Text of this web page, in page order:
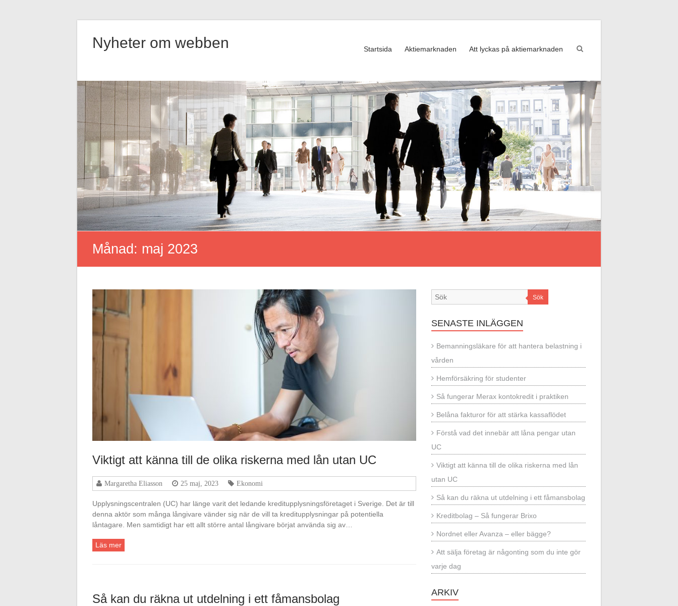
innehållNyheter om webben Startsida Aktiemarknaden Att lyckas på aktiemarknaden
Månad: maj 2023
Viktigt att känna till de olika riskerna med lån utan UC
Margaretha Eliasson 25 maj, 2023 Ekonomi
Upplysningscentralen (UC) har länge varit det ledande kreditupplysningsföretaget i Sverige. Det är till
denna aktör som många långivare vänder sig när de vill ta kreditupplysningar på potentiella
låntagare. Men samtidigt har ett allt större antal långivare börjat använda sig av…
Läs mer
Så kan du räkna ut utdelning i ett fåmansbolag
Sök
SENASTE INLÄGGEN
Bemanningsläkare för att hantera belastning i
vården
Hemförsäkring för studenter
Så fungerar Merax kontokredit i praktiken
Belåna fakturor för att stärka kassaflödet
Förstå vad det innebär att låna pengar utan
UC
Viktigt att känna till de olika riskerna med lån
utan UC
Så kan du räkna ut utdelning i ett fåmansbolag
Kreditbolag – Så fungerar Brixo
Nordnet eller Avanza – eller bägge?
Att sälja företag är någonting som du inte gör
varje dag
ARKIV